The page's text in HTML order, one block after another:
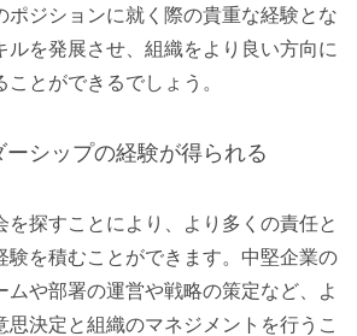
ポジションに就く際の貴重な経験とな
ルを発展させ、組織をより良い方向に
とができるでしょう。
シップの経験が得られる
を探すことにより、より多くの責任と
験を積むことができます。中堅企業の
ムや部署の運営や戦略の策定など、よ
思決定と組織のマネジメントを行うこ